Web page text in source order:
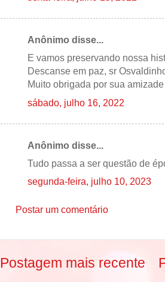
Anônimo disse...
E vamos preservando nossa
Descanse em paz, sr
Muito obrigada por sua
sábado, julho 16, 2022
Anônimo disse...
Tudo passa a ser questão de
segunda-feira, julho 10, 2023
Postar um comentário
Postagem mais recente